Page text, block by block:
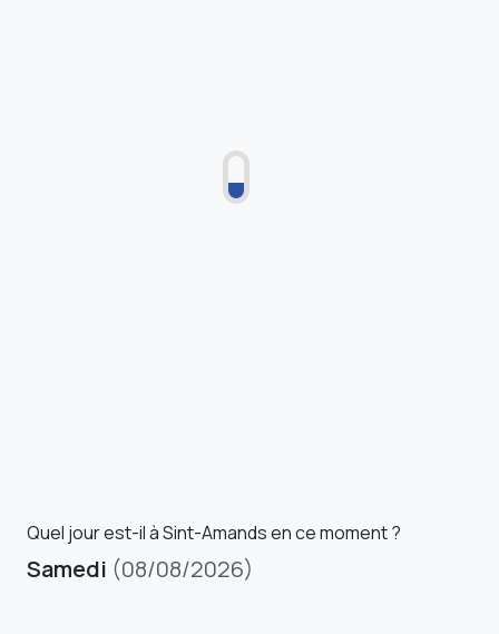
Quel jour est-il à Sint-Amands en ce moment ?
Samedi (08/08/2026)